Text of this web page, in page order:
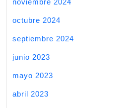
noviembre 2024
octubre 2024
septiembre 2024
junio 2023
mayo 2023
abril 2023